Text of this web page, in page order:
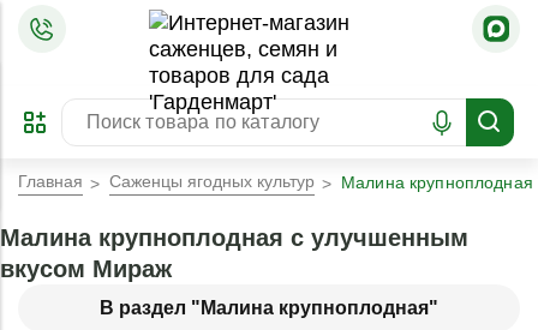
ПРЕДЗАКАЗ
ЗАБРОНИРОВАТЬ
ЛУЧШЕЕ
Главная Саженцы ягодных культур Малина
В раздел "Малина крупноплодная"
Малина крупноплодная с улучшенным
вкусом Мираж